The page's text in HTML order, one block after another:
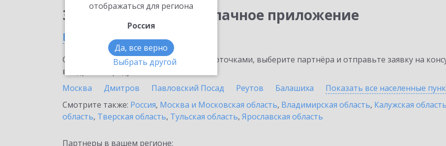
отображаться для региона
Россия
Да, все верно
Выбрать другой
Заказать 1С:Касса облачное приложение
в Можайске
Ознакомьтесь с информационными карточками, выберите партнёра и отправьте заявку на
внедрение продукта.
Москва
Дмитров Павловский Посад Реутов Балашиха Показать все населенные
Смотрите также: Россия, Москва и Московская область, Владимирская область, Калужская область
область, Тверская область, Тульская область, Ярославская область
Партнеры в вашем регионе: